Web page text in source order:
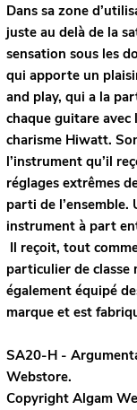
Dans sa zone
juste au delà de la
sensation sous les
qui apporte un
and play, qui a la
chaque guitare
charisme Hiwatt.
l’instrument qu’il
réglages extrêmes
parti de l’ensemble.
instrument à part
Il reçoit, tout
particulier de classe
également équipé
marque et est
SA20-H -
Webstore.
Copyright Algam